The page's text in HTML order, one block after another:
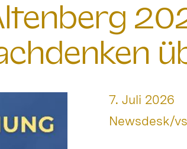
Datum:
7. Juli 2026
Von:
Newsdesk/